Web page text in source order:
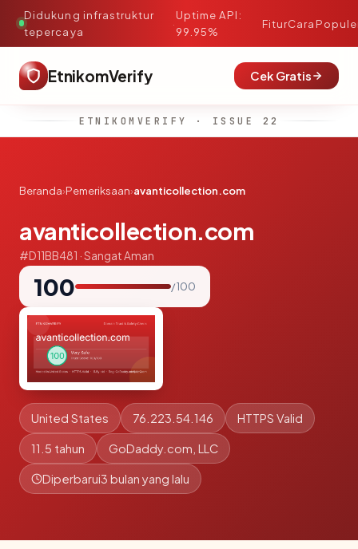
Didukung infrastruktur
tepercaya
·
Uptime API:
99.95%
FiturCara
EtnikomVerify Cek Gratis
ETNIKOMVERIFY · ISSUE 22
Beranda›Pemeriksaan›avanticollection.com
avanticollection.com
#D11BB481 · Sangat Aman
100 / 100
United States 76.223.54.146 HTTPS Valid
11.5 tahun GoDaddy.com, LLC
Diperbarui3 bulan yang lalu